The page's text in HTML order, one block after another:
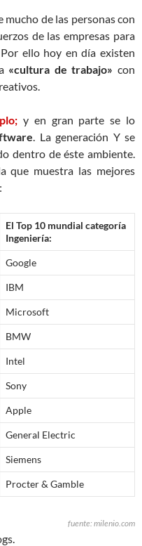
mucho de las personas con
de las empresas para
ello hoy en día existen
«cultura de trabajo» con
y en gran parte se lo
. La generación Y se
dentro de éste ambiente.
que muestra las mejores
El Top 10 mundial categoría
Ingeniería:
Google
IBM
Microsoft
BMW
Intel
Sony
Apple
General Electric
Siemens
Procter & Gamble
fuente: milenio.com